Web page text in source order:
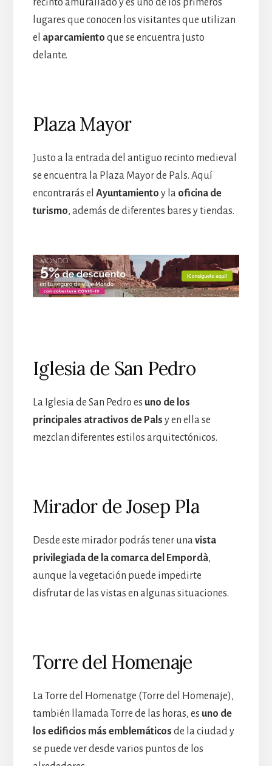
lugares que conocen los visitantes que utilizan
el aparcamiento que se encuentra justo
delante.
Plaza Mayor
Justo a la entrada del antiguo recinto medieval
se encuentra la Plaza Mayor de Pals. Aquí
encontrarás el Ayuntamiento y la oficina de
turismo, además de diferentes bares y tiendas.
Iglesia de San Pedro
La Iglesia de San Pedro es uno de los
principales atractivos de Pals y en ella se
mezclan diferentes estilos arquitectónicos.
Mirador de Josep Pla
Desde este mirador podrás tener unavista
privilegiada de la comarca del Empordà,
aunque la vegetación puede impedirte
disfrutar de las vistas en algunas situaciones.
Torre del Homenaje
La Torre del Homenatge (Torre del Homenaje),
también llamada Torre de las horas, es uno de
los edificios más emblemáticos de la ciudad y
se puede ver desde varios puntos de los